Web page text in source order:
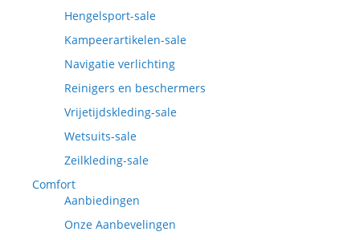
Hengelsport-sale
Kampeerartikelen-sale
Navigatie verlichting
Reinigers en beschermers
Vrijetijdskleding-sale
Wetsuits-sale
Zeilkleding-sale
Comfort
Aanbiedingen
Onze Aanbevelingen